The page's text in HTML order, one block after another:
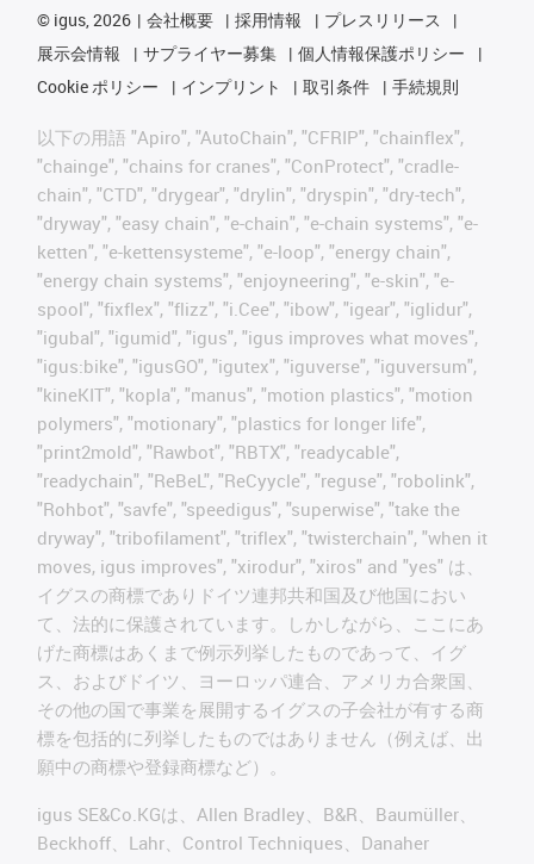
© igus, 2026 会社概要 採用情報
プレスリリース
展示会情報
サプライヤー募集
個人情報保護ポリシー
Cookie ポリシー
インプリント 取引条件 手続規則
以下の用語 "Apiro", "AutoChain", "CFRIP", "chainflex",
"chainge", "chains for cranes", "ConProtect", "cradle-
chain", "CTD", "drygear", "drylin", "dryspin", "dry-tech",
"dryway", "easy chain", "e-chain", "e-chain systems", "e-
ketten", "e-kettensysteme", "e-loop", "energy chain",
"energy chain systems", "enjoyneering", "e-skin", "e-
spool", "fixflex", "flizz", "i.Cee", "ibow", "igear", "iglidur",
"igubal", "igumid", "igus", "igus improves what moves",
"igus:bike", "igusGO", "igutex", "iguverse", "iguversum",
"kineKIT", "kopla", "manus", "motion plastics", "motion
polymers", "motionary", "plastics for longer life",
"print2mold", "Rawbot", "RBTX", "readycable",
"readychain", "ReBeL", "ReCyycle", "reguse", "robolink",
"Rohbot", "savfe", "speedigus", "superwise", "take the
dryway", "tribofilament", "triflex", "twisterchain", "when it
moves, igus improves", "xirodur", "xiros" and "yes" は、
イグスの商標でありドイツ連邦共和国及び他国におい
て、法的に保護されています。しかしながら、ここにあ
げた商標はあくまで例示列挙したものであって、イグ
ス、およびドイツ、ヨーロッパ連合、アメリカ合衆国、
その他の国で事業を展開するイグスの子会社が有する商
標を包括的に列挙したものではありません（例えば、出
願中の商標や登録商標など）。
igus SE&Co.KGは、Allen Bradley、B&R、Baumüller、
Beckhoff、Lahr、Control Techniques、Danaher